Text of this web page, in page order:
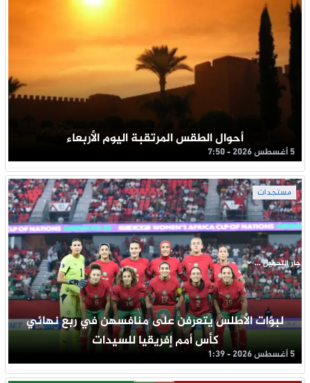
أحوال الطقس المرتقبة اليوم الأربعاء
5 أغسطس 2026 - 7:50
مستجدات
لبؤات الأطلس يتعرفن على منافسهن في ربع نهائي
كأس أمم إفريقيا للسيدات
5 أغسطس 2026 - 1:39
جار التحميل ...